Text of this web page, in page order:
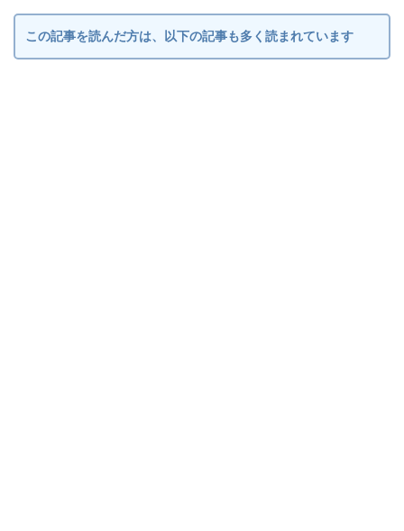
この記事を読んだ方は、以下の記事も多く読まれています